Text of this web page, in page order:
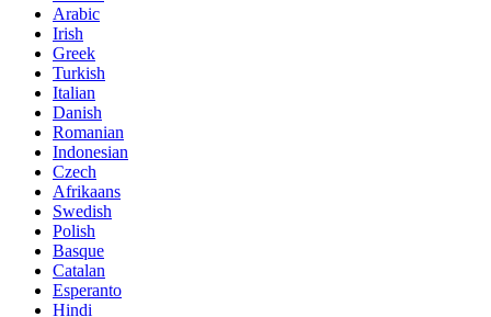
Arabic
Irish
Greek
Turkish
Italian
Danish
Romanian
Indonesian
Czech
Afrikaans
Swedish
Polish
Basque
Catalan
Esperanto
Hindi